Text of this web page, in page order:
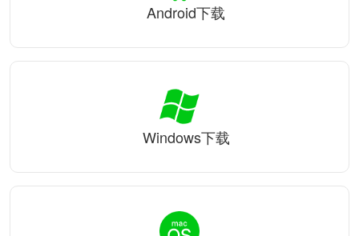
Android下载
Windows下载